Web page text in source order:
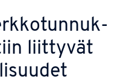
liittyvät